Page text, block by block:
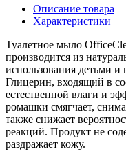
Описание товара
Характеристики
Туалетное мыло
производится из
использования детьми и
Глицерин, входящий в
естественной влаги и
ромашки смягчает,
также снижает
реакций. Продукт не
раздражает кожу.